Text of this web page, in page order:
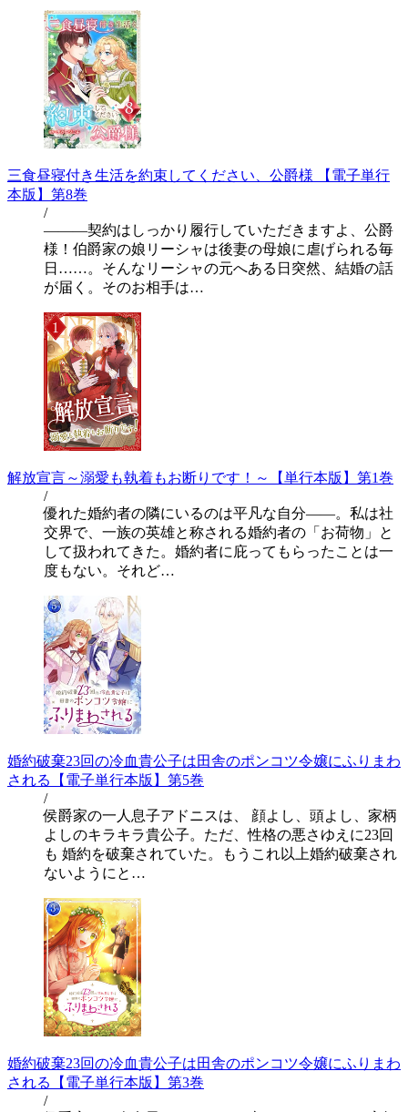
三食昼寝付き生活を約束してください、公爵様 【電子単行
本版】第8巻
/
―――契約はしっかり履行していただきますよ、公爵
様！伯爵家の娘リーシャは後妻の母娘に虐げられる毎
日……。そんなリーシャの元へある日突然、結婚の話
が届く。そのお相手は…
解放宣言～溺愛も執着もお断りです！～【単行本版】第1巻
/
優れた婚約者の隣にいるのは平凡な自分――。私は社
交界で、一族の英雄と称される婚約者の「お荷物」と
して扱われてきた。婚約者に庇ってもらったことは一
度もない。それど…
婚約破棄23回の冷血貴公子は田舎のポンコツ令嬢にふりまわ
される【電子単行本版】第5巻
/
侯爵家の一人息子アドニスは、 顔よし、頭よし、家柄
よしのキラキラ貴公子。ただ、性格の悪さゆえに23回
も 婚約を破棄されていた。もうこれ以上婚約破棄され
ないようにと…
婚約破棄23回の冷血貴公子は田舎のポンコツ令嬢にふりまわ
される【電子単行本版】第3巻
/